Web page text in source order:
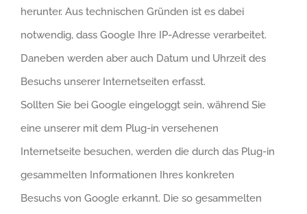
herunter. Aus technischen Gründen ist es dabei
notwendig, dass Google Ihre IP-Adresse verarbeitet.
Daneben werden aber auch Datum und Uhrzeit des
Besuchs unserer Internetseiten erfasst.
Sollten Sie bei Google eingeloggt sein, während Sie
eine unserer mit dem Plug-in versehenen
Internetseite besuchen, werden die durch das Plug-in
gesammelten Informationen Ihres konkreten
Besuchs von Google erkannt. Die so gesammelten